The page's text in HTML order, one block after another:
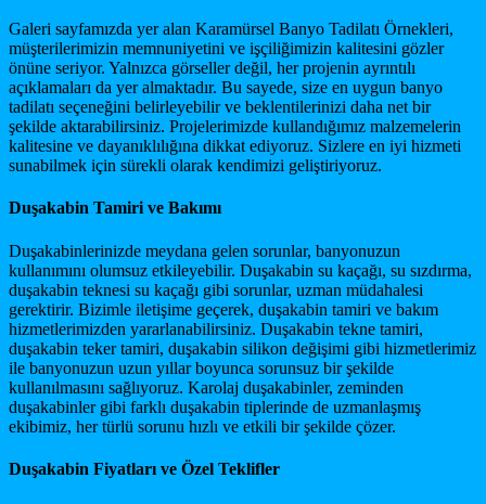
Galeri sayfamızda yer alan Karamürsel Banyo Tadilatı Örnekleri,
müşterilerimizin memnuniyetini ve işçiliğimizin kalitesini gözler
önüne seriyor. Yalnızca görseller değil, her projenin ayrıntılı
açıklamaları da yer almaktadır. Bu sayede, size en uygun banyo
tadilatı seçeneğini belirleyebilir ve beklentilerinizi daha net bir
şekilde aktarabilirsiniz. Projelerimizde kullandığımız malzemelerin
kalitesine ve dayanıklılığına dikkat ediyoruz. Sizlere en iyi hizmeti
sunabilmek için sürekli olarak kendimizi geliştiriyoruz.
Duşakabin Tamiri ve Bakımı
Duşakabinlerinizde meydana gelen sorunlar, banyonuzun
kullanımını olumsuz etkileyebilir. Duşakabin su kaçağı, su sızdırma,
duşakabin teknesi su kaçağı gibi sorunlar, uzman müdahalesi
gerektirir. Bizimle iletişime geçerek, duşakabin tamiri ve bakım
hizmetlerimizden yararlanabilirsiniz. Duşakabin tekne tamiri,
duşakabin teker tamiri, duşakabin silikon değişimi gibi hizmetlerimiz
ile banyonuzun uzun yıllar boyunca sorunsuz bir şekilde
kullanılmasını sağlıyoruz. Karolaj duşakabinler, zeminden
duşakabinler gibi farklı duşakabin tiplerinde de uzmanlaşmış
ekibimiz, her türlü sorunu hızlı ve etkili bir şekilde çözer.
Duşakabin Fiyatları ve Özel Teklifler